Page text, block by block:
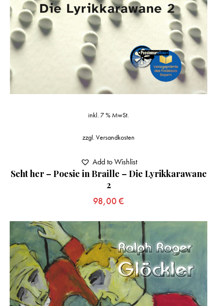
Seht her – Poesie in Braille – Die Lyrikkarawane
2
98,00 €
inkl. 7 % MwSt.
zzgl.Versandkosten
Add to Wishlist